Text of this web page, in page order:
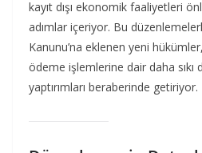
kayıt dışı ekonomik faaliyetleri
adımlar içeriyor. Bu
Kanunu’na eklenen yeni
ödeme işlemlerine dair daha sıkı
yaptırımları beraberinde getiriyor.